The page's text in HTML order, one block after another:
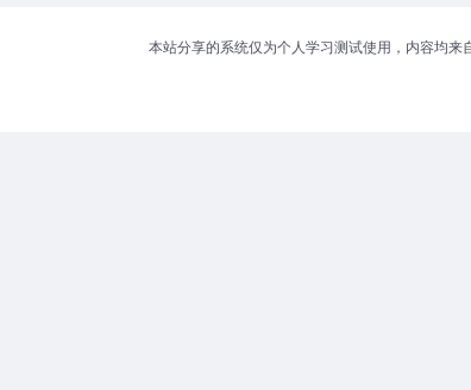
本站分享的系统仅为个人学习测试使用，内容均